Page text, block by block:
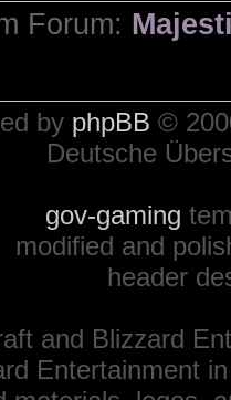
Forum:
by phpBB ©
Deutsche
gov-gaming
modified and
header
and Blizzard
Entertainment